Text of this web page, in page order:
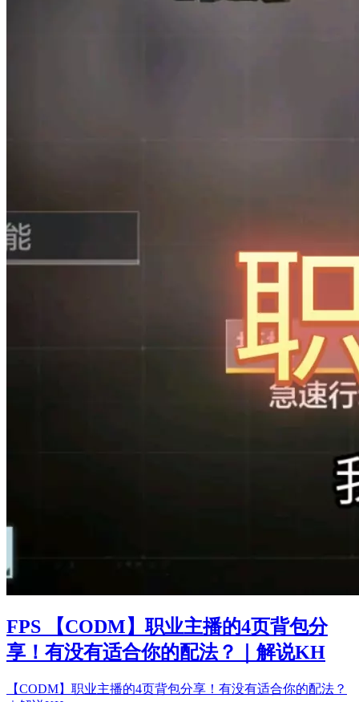
FPS 【CODM】职业主播的4页背包分
享！有没有适合你的配法？｜解说KH
【CODM】职业主播的4页背包分享！有没有适合你的配法？